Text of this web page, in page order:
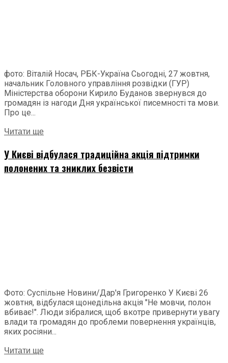
фото: Віталій Носач, РБК-Україна Сьогодні, 27 жовтня,
начальник Головного управління розвідки (ГУР)
Міністерства оборони Кирило Буданов звернувся до
громадян із нагоди Дня української писемності та мови.
Про це...
Читати ще
У Києві відбулася традиційна акція підтримки
полонених та зниклих безвісти
Фото: Суспільне Новини/Дар'я Григоренко У Києві 26
жовтня, відбулася щонедільна акція "Не мовчи, полон
вбиває!". Люди зібралися, щоб вкотре привернути увагу
влади та громадян до проблеми повернення українців,
яких росіяни...
Читати ще